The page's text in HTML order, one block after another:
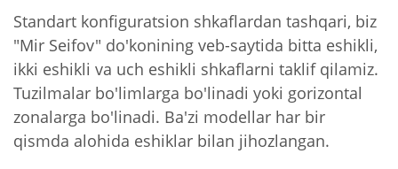
Standart konfiguratsion shkaflardan tashqari, biz
"Mir Seifov" do'konining veb-saytida bitta eshikli,
ikki eshikli va uch eshikli shkaflarni taklif qilamiz.
Tuzilmalar bo'limlarga bo'linadi yoki gorizontal
zonalarga bo'linadi. Ba'zi modellar har bir
qismda alohida eshiklar bilan jihozlangan.